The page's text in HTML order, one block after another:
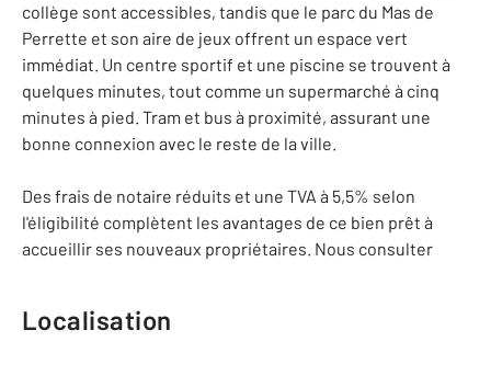
collège sont accessibles, tandis que le parc du Mas de
Perrette et son aire de jeux offrent un espace vert
immédiat. Un centre sportif et une piscine se trouvent à
quelques minutes, tout comme un supermarché à cinq
minutes à pied. Tram et bus à proximité, assurant une
bonne connexion avec le reste de la ville.
Des frais de notaire réduits et une TVA à 5,5% selon
l'éligibilité complètent les avantages de ce bien prêt à
accueillir ses nouveaux propriétaires. Nous consulter
Localisation